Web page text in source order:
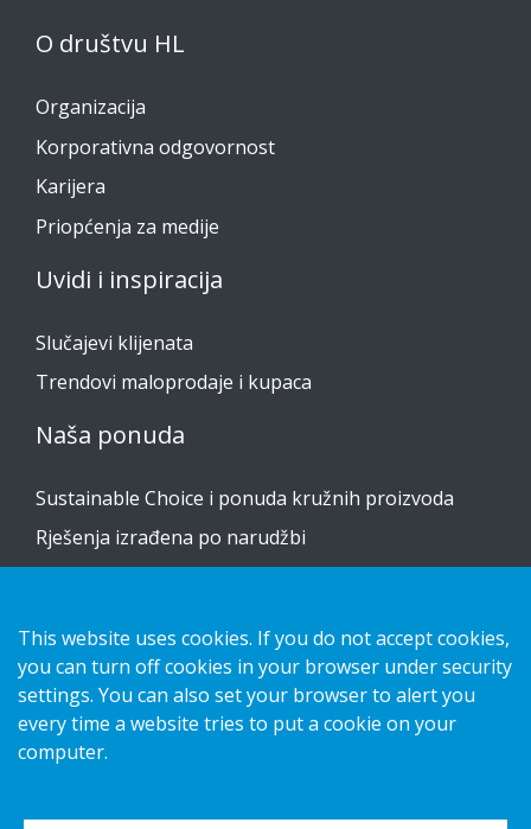
O društvu HL
Organizacija
Korporativna odgovornost
Karijera
Priopćenja za medije
Uvidi i inspiracija
Slučajevi klijenata
Trendovi maloprodaje i kupaca
Naša ponuda
Sustainable Choice i ponuda kružnih proizvoda
Rješenja izrađena po narudžbi
Obratite nam se
obavijest o privatnosti
This website uses cookies. If you do not accept cookies,
you can turn off cookies in your browser under security
settings. You can also set your browser to alert you
every time a website tries to put a cookie on your
computer.